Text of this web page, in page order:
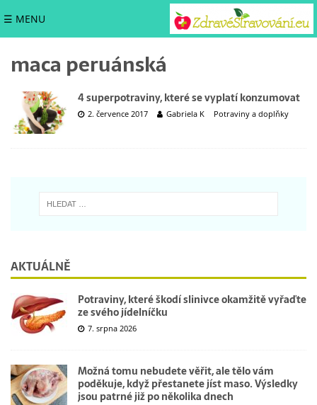
☰ MENU
maca peruánská
4 superpotraviny, které se vyplatí konzumovat
2. července 2017 Gabriela K Potraviny a doplňky
AKTUÁLNĚ
Potraviny, které škodí slinivce okamžitě vyřaďte
ze svého jídelníčku
7. srpna 2026
Možná tomu nebudete věřit, ale tělo vám
poděkuje, když přestanete jíst maso. Výsledky
jsou patrné již po několika dnech